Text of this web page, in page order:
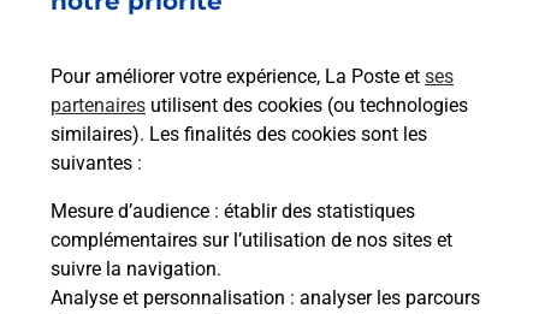
Pour améliorer votre expérience, La Poste et ses
partenaires utilisent des cookies (ou technologies
similaires). Les finalités des cookies sont les
suivantes :
Mesure d’audience : établir des statistiques
complémentaires sur l’utilisation de nos sites et
suivre la navigation.
Analyse et personnalisation : analyser les parcours
Services
En savoir plus